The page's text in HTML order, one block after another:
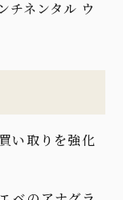
ネンタル ウ
い取りを強化